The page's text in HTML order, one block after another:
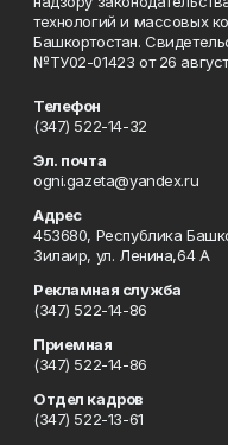
технологий и массовых
Башкортостан.
№ТУ02-01423 от 26
Телефон
(347) 522-14-32
Эл. почта
ogni.gazeta@yandex.ru
Адрес
453680, Республика
Зилаир, ул. Ленина,64 А
Рекламная служба
(347) 522-14-86
Приемная
(347) 522-14-86
Отдел кадров
(347) 522-13-61